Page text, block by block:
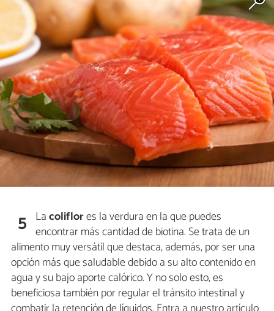
5 Lacoliflores la verdura en la que puedes
encontrar más cantidad de biotina. Se trata de un
alimento muy versátil que destaca, además, por ser una
opción más que saludable debido a su alto contenido en
agua y su bajo aporte calórico. Y no solo esto, es
beneficiosa también por regular el tránsito intestinal y